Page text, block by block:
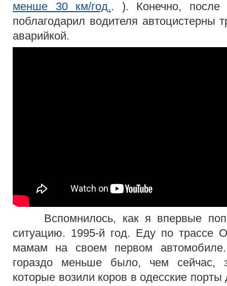
менше 30 км/год.. ). Конечно, после
поблагодарил водителя автоцистерны
аварийкой.
Вспомнилось, как я впервые
ситуацию. 1995-й год. Еду по трассе
мамам на своем первом
гораздо меньше было, чем сейчас,
которые возили коров в одесские